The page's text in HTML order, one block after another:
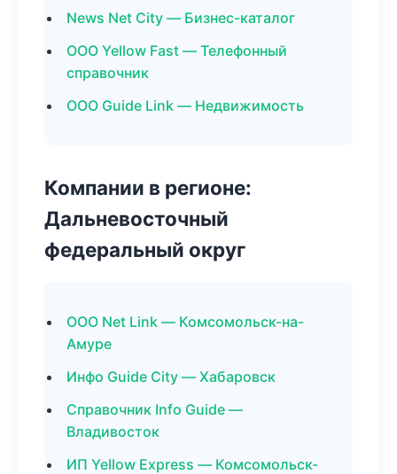
News Net City — Бизнес-каталог
ООО Yellow Fast — Телефонный
справочник
ООО Guide Link — Недвижимость
Компании в регионе:
Дальневосточный
федеральный округ
ООО Net Link — Комсомольск-на-
Амуре
Инфо Guide City — Хабаровск
Справочник Info Guide —
Владивосток
ИП Yellow Express — Комсомольск-